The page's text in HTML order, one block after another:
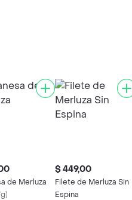
de Merluza
)
$ 449,00
Filete de Merluza Sin
Espina